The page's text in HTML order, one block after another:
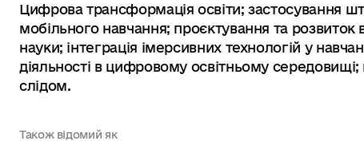
Цифрова трансформація освіти; застосування
мобільного навчання; проєктування та розвиток
науки; інтеграція імерсивних технологій у
діяльності в цифровому освітньому
слідом.
Також відомий як